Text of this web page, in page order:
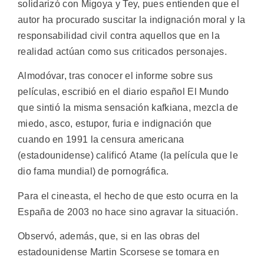
solidarizó con Migoya y Tey, pues entienden que el
autor ha procurado suscitar la indignación moral y la
responsabilidad civil contra aquellos que en la
realidad actúan como sus criticados personajes.
Almodóvar, tras conocer el informe sobre sus
películas, escribió en el diario español El Mundo
que sintió la misma sensación kafkiana, mezcla de
miedo, asco, estupor, furia e indignación que
cuando en 1991 la censura americana
(estadounidense) calificó Atame (la película que le
dio fama mundial) de pornográfica.
Para el cineasta, el hecho de que esto ocurra en la
España de 2003 no hace sino agravar la situación.
Observó, además, que, si en las obras del
estadounidense Martin Scorsese se tomara en